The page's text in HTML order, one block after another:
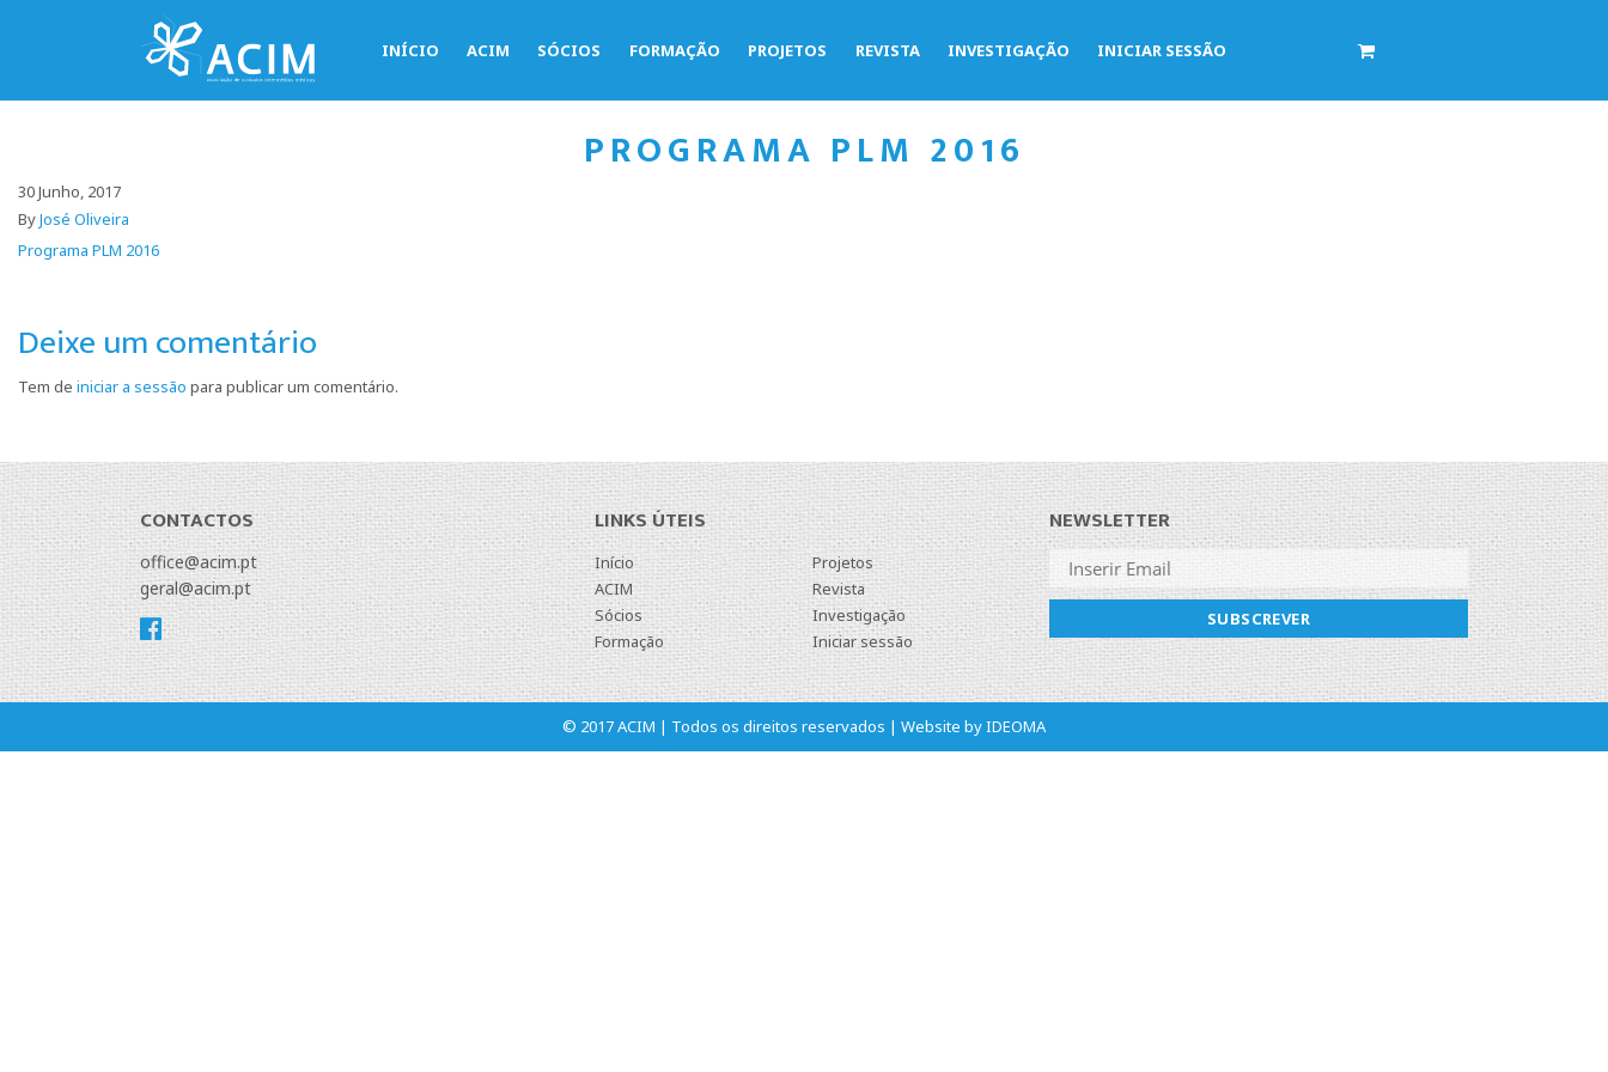
INÍCIO ACIM SÓCIOS FORMAÇÃO PROJETOS REVISTA INVESTIGAÇÃO INICIAR SESSÃO
PROGRAMA PLM 2016
30 Junho, 2017
ByJosé Oliveira
Programa PLM 2016
Deixe um comentário
Tem de iniciar a sessão para publicar um comentário.
CONTACTOS
office@acim.pt
geral@acim.pt
LINKS ÚTEIS
Início
ACIM
Sócios
Formação
Projetos
Revista
Investigação
Iniciar sessão
NEWSLETTER
© 2017 ACIM | Todos os direitos reservados | Website byIDEOMA